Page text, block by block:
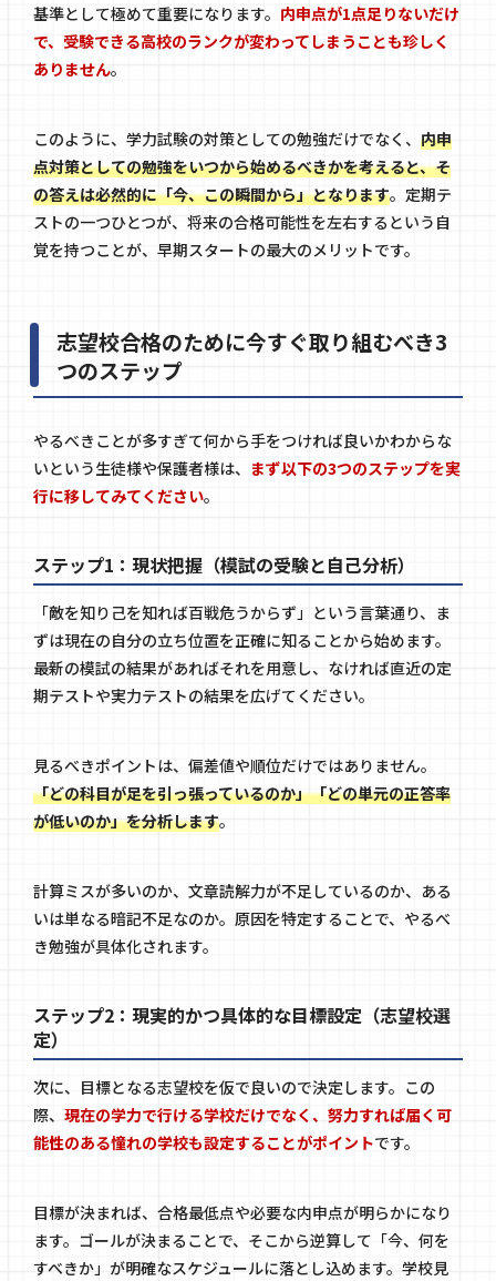
基準として極めて重要になります。 内申点が1点足りないだけ
で、受験できる高校のランクが変わってしまうことも珍しく
ありません。
このように、学力試験の対策としての勉強だけでなく、 内申
点対策としての勉強をいつから始めるべきかを考えると、そ
の答えは必然的に「今、この瞬間から」となります。定期テ
ストの一つひとつが、将来の合格可能性を左右するという自
覚を持つことが、早期スタートの最大のメリットです。
志望校合格のために今すぐ取り組むべき3
つのステップ
やるべきことが多すぎて何から手をつければ良いかわからな
いという生徒様や保護者様は、 まず以下の3つのステップを実
行に移してみてください。
ステップ1：現状把握（模試の受験と自己分析）
「敵を知り己を知れば百戦危うからず」という言葉通り、ま
ずは現在の自分の立ち位置を正確に知ることから始めます。
最新の模試の結果があればそれを用意し、なければ直近の定
期テストや実力テストの結果を広げてください。
見るべきポイントは、偏差値や順位だけではありません。
「どの科目が足を引っ張っているのか」「どの単元の正答率
が低いのか」を分析します。
計算ミスが多いのか、文章読解力が不足しているのか、ある
いは単なる暗記不足なのか。原因を特定することで、やるべ
き勉強が具体化されます。
ステップ2：現実的かつ具体的な目標設定（志望校選
定）
次に、目標となる志望校を仮で良いので決定します。この
際、 現在の学力で行ける学校だけでなく、努力すれば届く可
能性のある憧れの学校も設定することがポイントです。
目標が決まれば、合格最低点や必要な内申点が明らかになり
ます。ゴールが決まることで、そこから逆算して「今、何を
すべきか」が明確なスケジュールに落とし込めます。学校見